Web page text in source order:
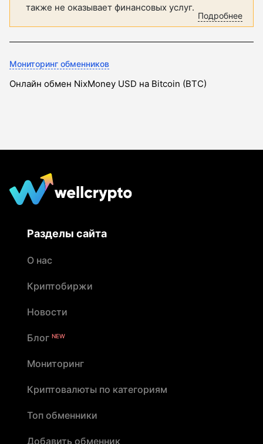
также не оказывает финансовых услуг.
Подробнее
Мониторинг обменников
Онлайн обмен NixMoney USD на Bitcoin (BTC)
Разделы сайта
О нас
Криптобиржи
Новости
Блог NEW
Мониторинг
Криптовалюты по категориям
Топ обменники
Добавить обменник